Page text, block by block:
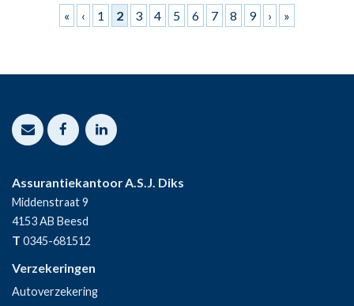
« ‹ 1 2 3 4 5 6 7 8 9 › »
Assurantiekantoor A.S.J. Diks
Middenstraat 9
4153 AB Beesd
T 0345-681512
Verzekeringen
Autoverzekering